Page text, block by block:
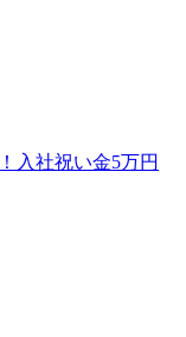
入社祝い金5万円